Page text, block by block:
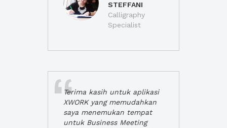
STEFFANI
Calligraphy
Specialist
Terima kasih untuk aplikasi
XWORK yang memudahkan
saya menemukan tempat
untuk Business Meeting